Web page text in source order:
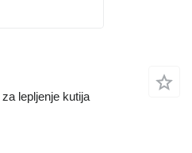
lepljenje kutija